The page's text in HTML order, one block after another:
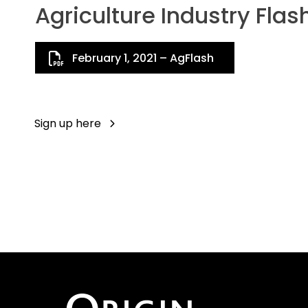
Agriculture Industry
February 1, 2021 – AgFlash
Sign up here